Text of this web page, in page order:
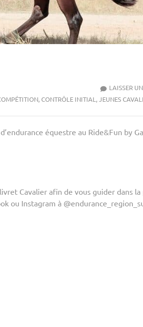
LAISSER
,CONTRÔLE INITIAL ,JEUNES
équestre au Ride&Fun by
Cavalier afin de vous guider dans
ou Instagram à